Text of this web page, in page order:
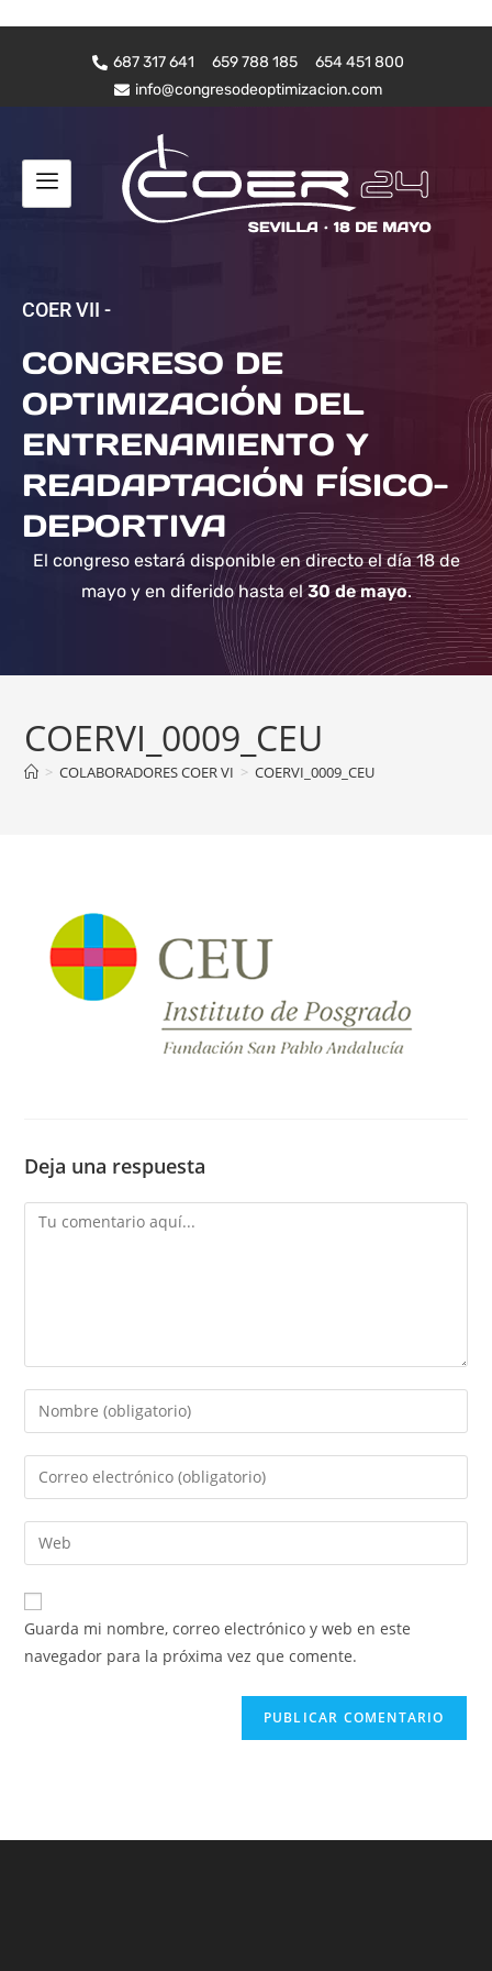
687 317 641 659 788 185
654 451 800
info@congresodeoptimizacion.com
COER VII -
CONGRESO DE
OPTIMIZACIÓN DEL
ENTRENAMIENTO Y
READAPTACIÓN FÍSICO-
DEPORTIVA
El congreso estará disponible en directo el día 18 de
mayo y en diferido hasta el30 de mayo.
COERVI_0009_CEU
> COLABORADORES COER VI > COERVI_0009_CEU
Deja una respuesta
Guarda mi nombre, correo electrónico y web en este
navegador para la próxima vez que comente.